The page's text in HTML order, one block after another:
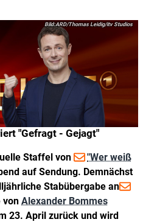
"Gefragt - Gejagt"
ARD/Thomas Leidig/itv Studios
Staffel von
"Wer weiß
auf Sendung. Demnächst
Stabübergabe an
von Alexander Bommes
23. April zurück und wird